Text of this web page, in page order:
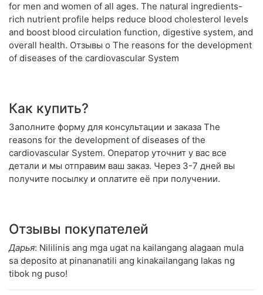
for men and women of all ages. The natural ingredients-
rich nutrient profile helps reduce blood cholesterol levels
and boost blood circulation function, digestive system, and
overall health. Отзывы о The reasons for the development
of diseases of the cardiovascular System
Как купить?
Заполните форму для консультации и заказа The
reasons for the development of diseases of the
cardiovascular System. Оператор уточнит у вас все
детали и мы отправим ваш заказ. Через 3-7 дней вы
получите посылку и оплатите её при получении.
Отзывы покупателей
Дарья: Nililinis ang mga ugat na kailangang alagaan mula
sa deposito at pinananatili ang kinakailangang lakas ng
tibok ng puso!